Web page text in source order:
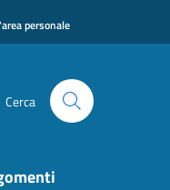
personale
Cerca